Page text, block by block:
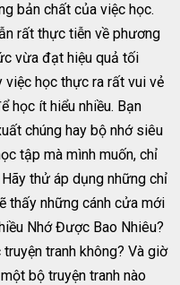
bản chất của việc học.
rất thực tiễn về phương
vừa đạt hiệu quả tối
việc học thực ra rất vui vẻ
học ít hiểu nhiều. Bạn
chúng hay bộ nhớ siêu
tập mà mình muốn, chỉ
thử áp dụng những chỉ
thấy những cánh cửa mới
Nhớ Được Bao Nhiêu?
tranh không? Và giờ
bộ truyện tranh nào